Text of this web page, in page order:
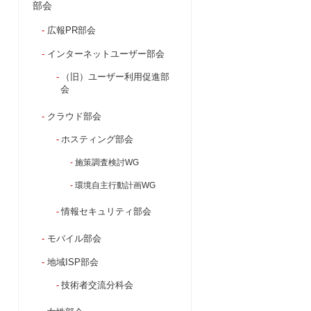
部会
広報PR部会
インターネットユーザー部会
（旧）ユーザー利用促進部
会
クラウド部会
ホスティング部会
施策調査検討WG
環境自主行動計画WG
情報セキュリティ部会
モバイル部会
地域ISP部会
技術者交流分科会